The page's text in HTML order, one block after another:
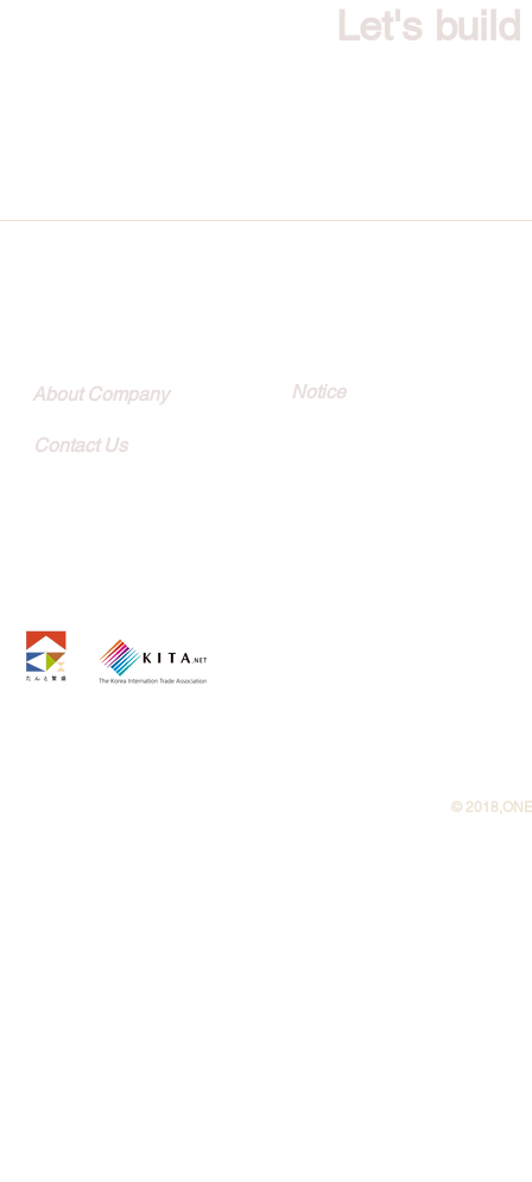
Let's
About Company Notice
Contact Us
©︎